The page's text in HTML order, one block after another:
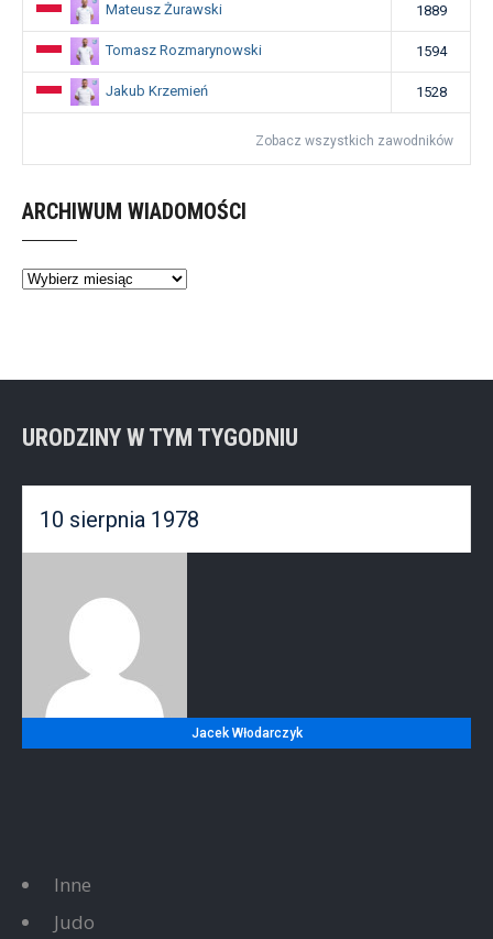
Mateusz Żurawski 1889
Tomasz Rozmarynowski 1594
Jakub Krzemień 1528
Zobacz wszystkich zawodników
ARCHIWUM WIADOMOŚCI
Archiwum
URODZINY W TYM TYGODNIU
10 sierpnia 1978
Jacek Włodarczyk
Inne
Judo